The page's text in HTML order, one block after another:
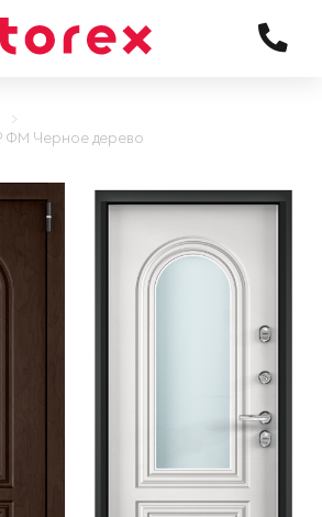
ФМ Черное дерево